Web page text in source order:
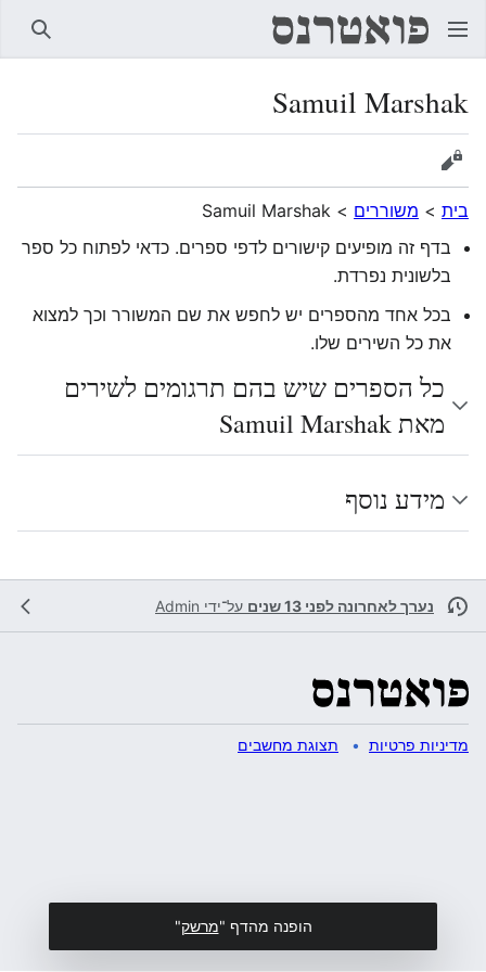
Samuil Marshak
הצגת מקור
בית > משוררים >
Samuil Marshak
בדף זה מופיעים קישורים לדפי ספרים. כדאי לפתוח כל ספר
בלשונית נפרדת.
בכל אחד מהספרים יש לחפש את שם המשורר וכך למצוא
את כל השירים שלו.
כל הספרים שיש בהם תרגומים לשירים
מאת Samuil Marshak
מידע נוסף
נערך לאחרונה לפני 13 שנים על־ידי Admin
מדיניות פרטיות תצוגת מחשבים
הופנה מהדף "מרשק"